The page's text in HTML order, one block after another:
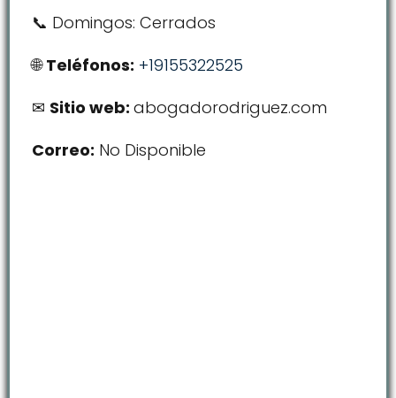
Domingos: Cerrados
Teléfonos: +19155322525
Sitio web:abogadorodriguez.com
Correo: No Disponible